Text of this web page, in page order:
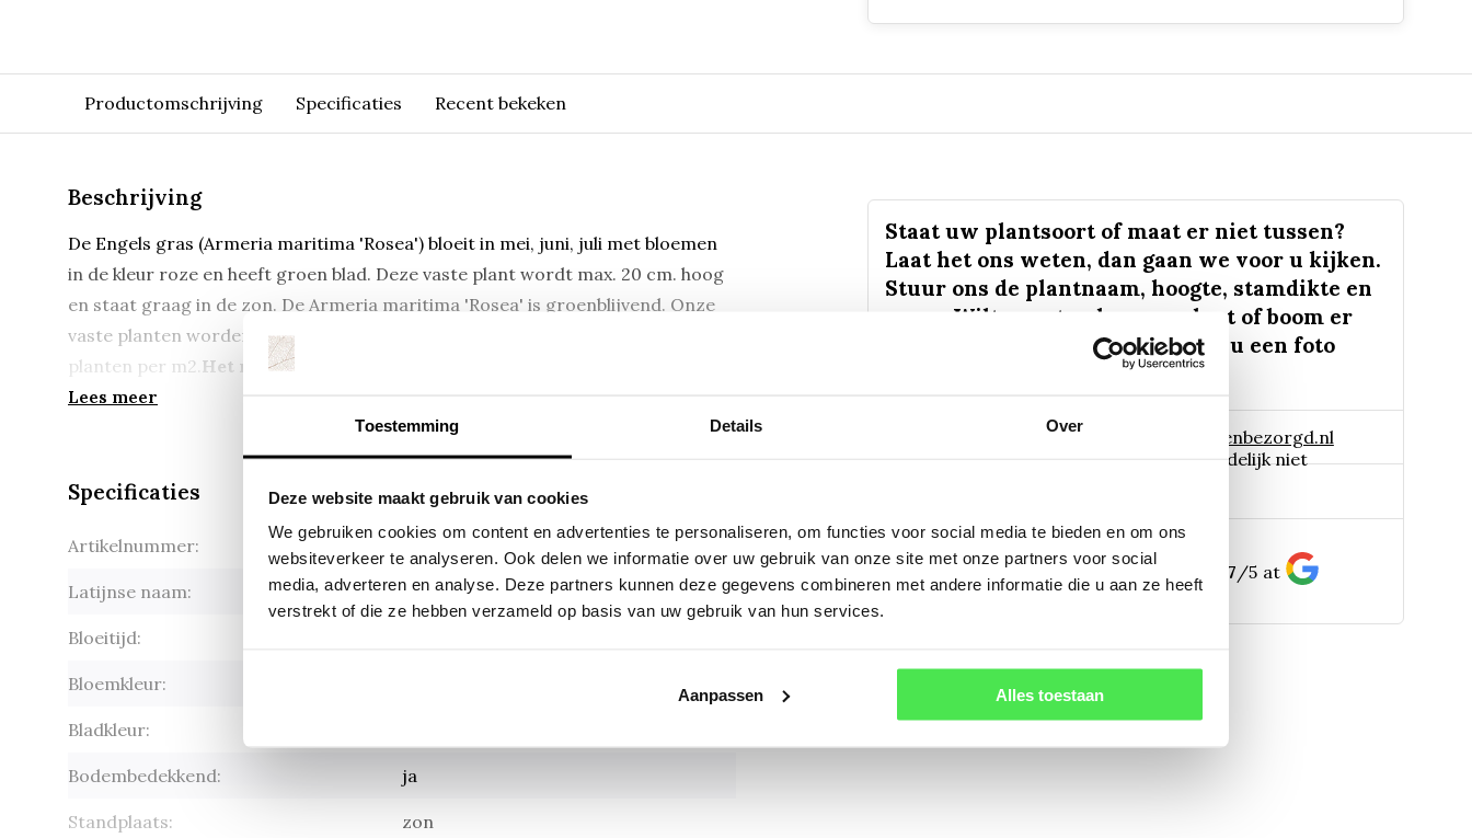
Toestemming Details Over
Deze website maakt gebruik van cookies
We gebruiken cookies om content en advertenties te personaliseren, om functies voor social media te bieden en om ons
websiteverkeer te analyseren. Ook delen we informatie over uw gebruik van onze site met onze partners voor social
media, adverteren en analyse. Deze partners kunnen deze gegevens combineren met andere informatie die u aan ze heeft
verstrekt of die ze hebben verzameld op basis van uw gebruik van hun services.
Aanpassen Alles toestaan
Productomschrijving Specificaties Recent bekeken
Beschrijving
De Engels gras (Armeria maritima 'Rosea') bloeit in mei, juni, juli met bloemen
in de kleur roze en heeft groen blad. Deze vaste plant wordt max. 20 cm. hoog
en staat graag in de zon. De Armeria maritima 'Rosea' is groenblijvend. Onze
vaste planten worden geleverd in een pot van 9*9 cm, ga uit van ongeveer 9
planten per m2. Het minimum bestelaantal is tijdelijk 3 stuks
Lees meer
Specificaties
Artikelnummer:
Latijnse naam: Armeria maritima 'Rosea'
Bloeitijd:
Bloemkleur:
Bladkleur:
Bodembedekkend: ja
Standplaats: zon
Staat uw plantsoort of maat er niet tussen?
Laat het ons weten, dan gaan we voor u kijken.
Stuur ons de plantnaam, hoogte, stamdikte en
vorm. Wilt u weten hoe uw plant of boom er
ongeveer eruit ziet? We kunnen u een foto
info@tuinplantenbezorgd.nl
06 45 601 508 (tijdelijk niet
bereikbaar)
156 customers give us a 4.7 /5 at